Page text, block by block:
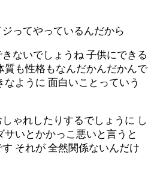
ってやっているんだから
ないでしょうね 子供にできる
質も性格もなんだかんだかんで
なように 面白いことっていう
ゃれしたりするでしょうに し
いとかかっこ悪いと言うと
それが 全然関係ないんだけ